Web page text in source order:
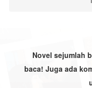
Novel sejumlah
baca! Juga ada